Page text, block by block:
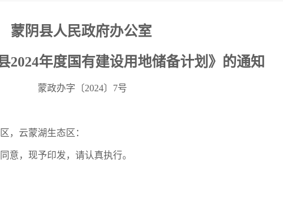
蒙阴县人民政府办公室
2024年度国有建设用地储备计划》的通知
蒙政办字〔2024〕7号
，云蒙湖生态区：
意，现予印发，请认真执行。